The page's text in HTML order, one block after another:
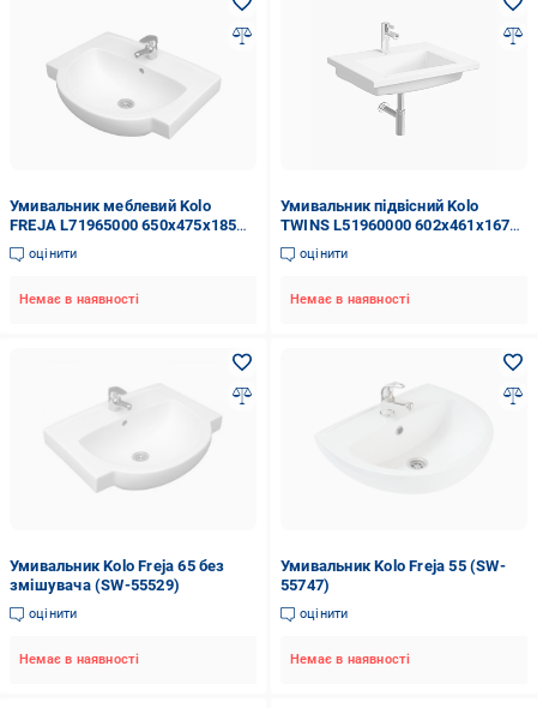
Умивальник меблевий Kolo
FREJA L71965000 650x475x185
мм Білий (68276)
оцінити
Немає в наявності
Умивальник підвісний Kolo
TWINS L51960000 602x461x167
мм Білий (82404)
оцінити
Немає в наявності
Умивальник Kolo Freja 65 без
змішувача (SW-55529)
оцінити
Немає в наявності
Умивальник Kolo Freja 55 (SW-
55747)
оцінити
Немає в наявності